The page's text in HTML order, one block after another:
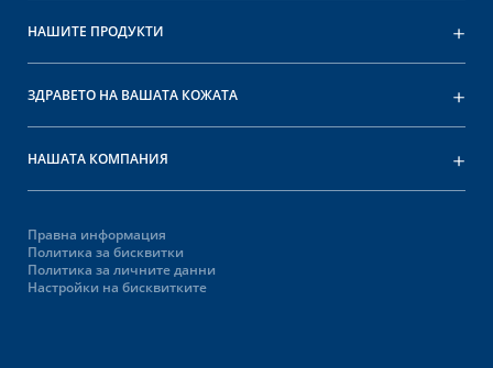
НАШИТЕ ПРОДУКТИ
ЗДРАВЕТО НА ВАШАТА КОЖАТА
НАШАТА КОМПАНИЯ
Правна информация
Политика за бисквитки
Политика за личните данни
Настройки на бисквитките